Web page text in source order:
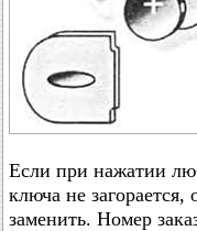
Если при нажатии
ключа не загорается,
заменить. Номер